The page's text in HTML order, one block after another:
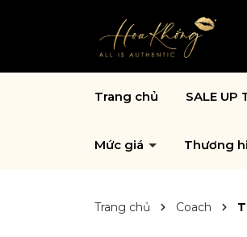
Trang chủ SALE UP
Mức giá Thương
Trang chủ Coach